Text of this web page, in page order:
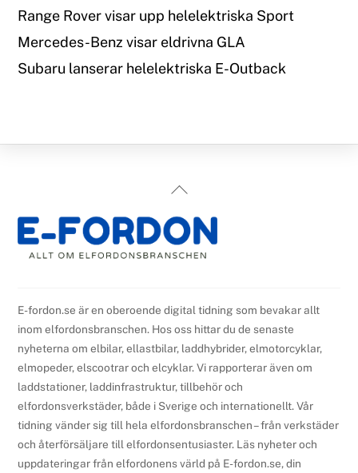
Range Rover visar upp helelektriska Sport
Mercedes-Benz visar eldrivna GLA
Subaru lanserar helelektriska E-Outback
Back
Top
E-fordon.se är en oberoende digital tidning som bevakar allt
inom elfordonsbranschen. Hos oss hittar du de senaste
nyheterna om elbilar, ellastbilar, laddhybrider, elmotorcyklar,
elmopeder, elscootrar och elcyklar. Vi rapporterar även om
laddstationer, laddinfrastruktur, tillbehör och
elfordonsverkstäder, både i Sverige och internationellt. Vår
tidning vänder sig till hela elfordonsbranschen – från verkstäder
och återförsäljare till elfordonsentusiaster. Läs nyheter och
uppdateringar från elfordonens värld på E-fordon.se, din